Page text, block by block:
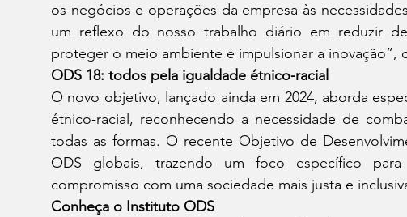
os negócios e operações da empresa às
um reflexo do nosso trabalho diário em reduzir
proteger o meio ambiente e impulsionar a inovação”,
ODS 18: todos pela igualdade étnico-racial
O novo objetivo, lançado ainda em 2024, aborda
étnico-racial, reconhecendo a necessidade de
todas as formas. O recente Objetivo de
ODS globais, trazendo um foco específico
compromisso com uma sociedade mais justa e
Conheça o Instituto ODS